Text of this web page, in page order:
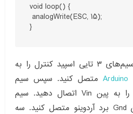
void loop() {
analogWrite(ESC, 15);
}
سیم سفید از دسته سیم‌های ۳ تایی اسپید کنترل را به
متصل کنید. سپس سیم
قرمز از همان دسته را به پین Vin اتصال دهید. سیم
مشکی را هم به پین Gnd برد آردوینو متصل کنید. سه